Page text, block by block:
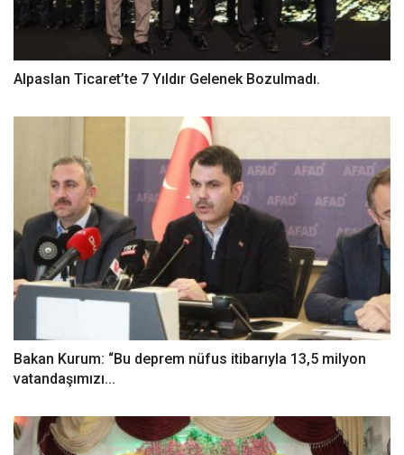
Alpaslan Ticaret’te 7 Yıldır Gelenek Bozulmadı.
Bakan Kurum: “Bu deprem nüfus itibarıyla 13,5 milyon
vatandaşımızı...